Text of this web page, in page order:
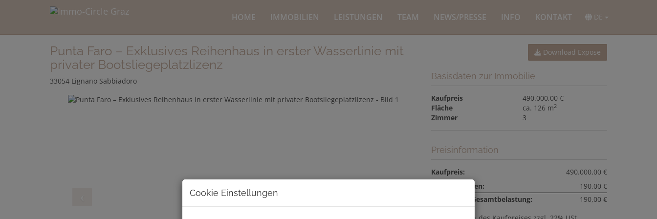
HOME IMMOBILIEN LEISTUNGEN TEAM NEWS/PRESSE INFO KONTAKT DE
Punta Faro – Exklusives Reihenhaus in erster Wasserlinie mit
privater Bootsliegeplatzlizenz
33054 Lignano Sabbiadoro
Download Expose
Basisdaten zur Immobilie
Kaufpreis
490.000,00 €
Fläche
ca. 126 m2
Zimmer 3
Preisinformation
Kaufpreis:
490.000,00 €
Betriebskosten:
190,00 €
monatliche Gesamtbelastung:
190,00 €
Cookie Einstellungen